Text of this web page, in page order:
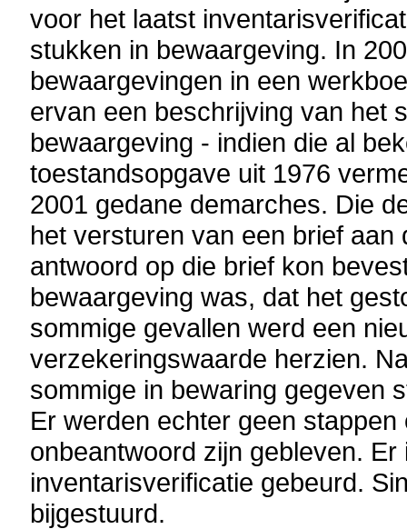
voor het laatst
stukken in bewaargeving. In
bewaargevingen in een
ervan een beschrijving van het
bewaargeving - indien die al
toestandsopgave uit 1976
2001 gedane demarches. Die
het versturen van een brief
antwoord op die brief kon
bewaargeving was, dat het
sommige gevallen werd een
verzekeringswaarde herzien.
sommige in bewaring gegeven
Er werden echter geen
onbeantwoord zijn gebleven.
inventarisverificatie gebeurd.
bijgestuurd.